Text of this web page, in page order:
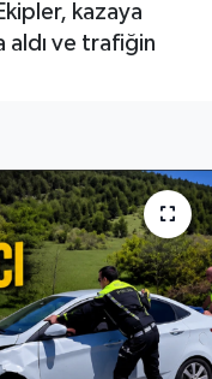
kazaya
aldı ve trafiğin